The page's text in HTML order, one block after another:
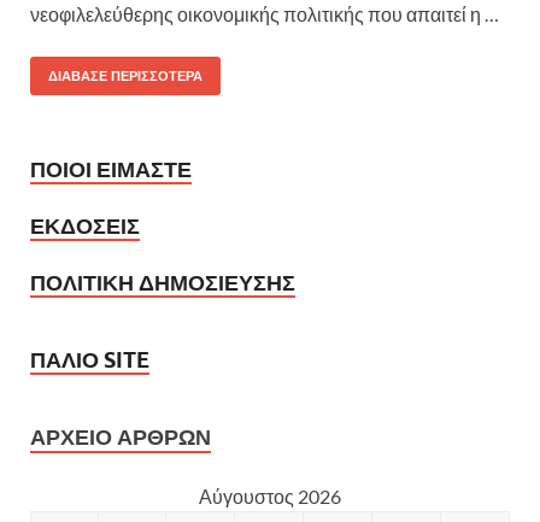
νεοφιλελεύθερης οικονομικής πολιτικής που απαιτεί η …
ΔΙΑΒΑΣΕ ΠΕΡΙΣΣΟΤΕΡΑ
ΠΟΙΟΙ ΕΙΜΑΣΤΕ
ΕΚΔΟΣΕΙΣ
ΠΟΛΙΤΙΚΗ ΔΗΜΟΣΙΕΥΣΗΣ
ΠΑΛΙΟ SITE
ΑΡΧΕΙΟ ΑΡΘΡΩΝ
Αύγουστος 2026